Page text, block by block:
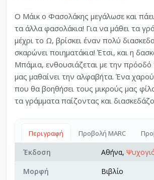
Ο Μάικ ο Φασολάκης μεγάλωσε και
τα άλλα φασολάκια! Για να μάθει τα
μέχρι το Ω, βρίσκει έναν πολύ
σκαρώνει ποιηματάκια! Έτσι, και η
Μπάμια, ενθουσιάζεται με την πρόοδό
μας μαθαίνει την αλφαβήτα. Ένα
που θα βοηθήσει τους μικρούς μας
τα γράμματα παίζοντας και
Περιγραφή Προβολή MARC
Έκδοση Αθήνα,
Μορφή
Βιβλίο